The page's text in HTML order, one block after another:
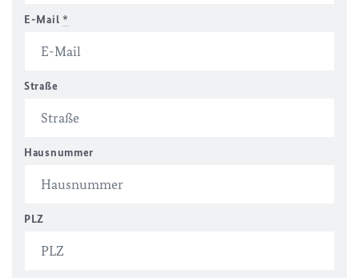
E-Mail *
Straße
Hausnummer
PLZ